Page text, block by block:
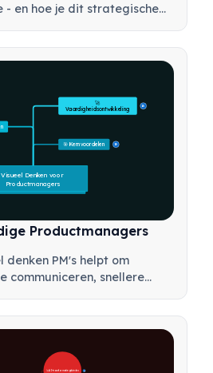
- en hoe je dit strategische
🎯 Kernvoordelen 15
🚀
Vaardigheidsontwikkeling 15
Visueel Denken voor
Productmanagers
Productmanagers
denken PM's helpt om
communiceren, snellere
🚀 AI-transformatiegebieden